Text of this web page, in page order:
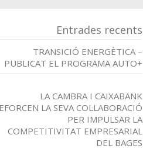
Entrades recents
TRANSICIÓ ENERGÈTICA –
PUBLICAT EL PROGRAMA AUTO+
LA CAMBRA I CAIXABANK
LA SEVA COL·LABORACIÓ
PER IMPULSAR LA
COMPETITIVITAT EMPRESARIAL
DEL BAGES